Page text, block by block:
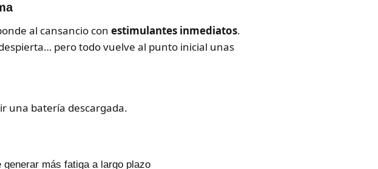
al cansancio con estimulantes inmediatos.
pero todo vuelve al punto inicial unas
una batería descargada.
más fatiga a largo plazo